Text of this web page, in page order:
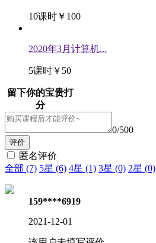
10课时 ￥100
2020年3月计算机...
5课时 ￥50
留下你的宝贵打
分
0/500
匿名评价
全部 (7) 5星 (6) 4星 (1) 3星 (0) 2星 (0)
159****6919
2021-12-01